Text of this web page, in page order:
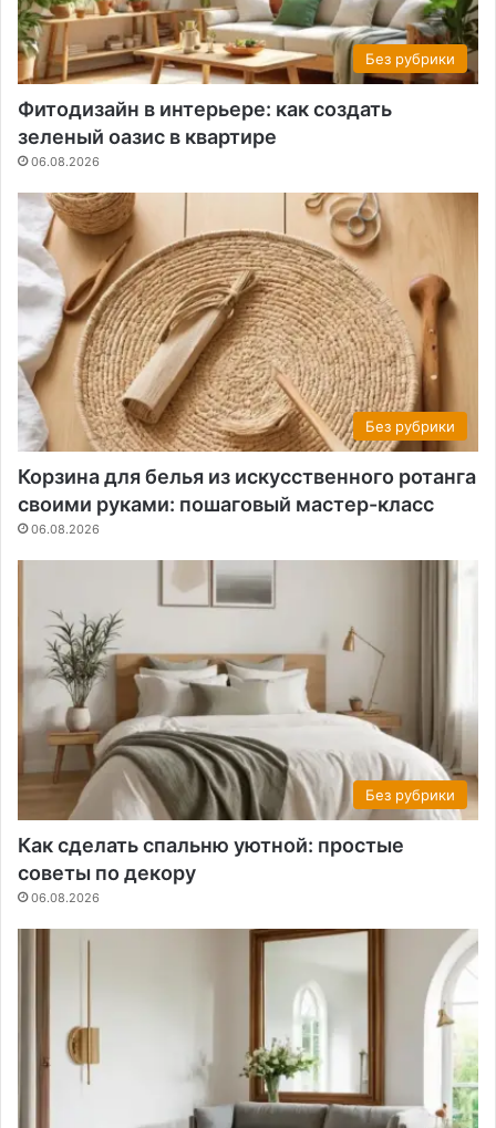
Без рубрики
Фитодизайн в интерьере: как создать
зеленый оазис в квартире
06.08.2026
Без рубрики
Корзина для белья из искусственного ротанга
своими руками: пошаговый мастер-класс
06.08.2026
Без рубрики
Как сделать спальню уютной: простые
советы по декору
06.08.2026